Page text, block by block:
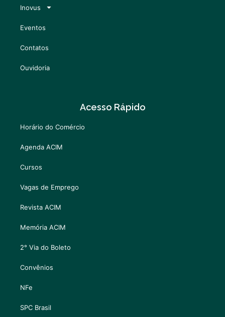
Inovus
Eventos
Contatos
Ouvidoria
Acesso Rápido
Horário do Comércio
Agenda ACIM
Cursos
Vagas de Emprego
Revista ACIM
Memória ACIM
2° Via do Boleto
Convênios
NFe
SPC Brasil